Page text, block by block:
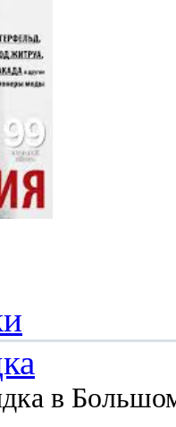
в